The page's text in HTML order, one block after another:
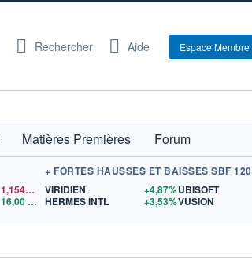
Rechercher Aide Espace Membre
Matières Premières
Forum
1,1544$US
16,00$US
+ FORTES HAUSSES ET BAISSES SBF 120
VIRIDIEN
+4,87%
HERMES INTL
+3,53%
UBISOFT
VUSION